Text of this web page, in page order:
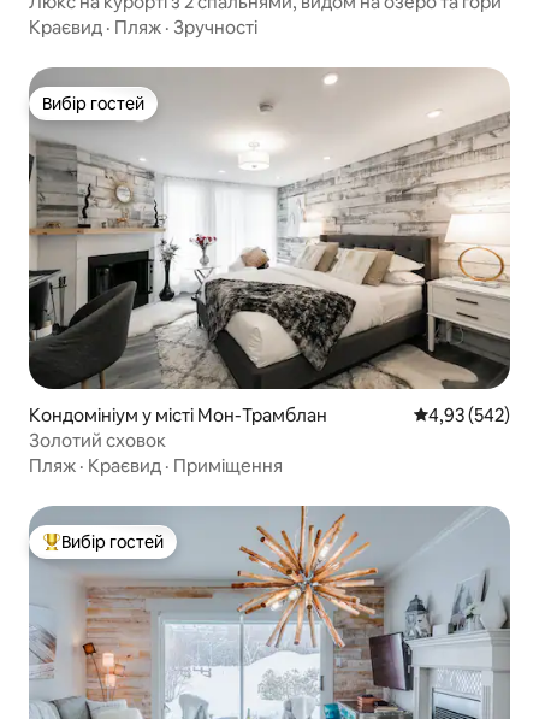
Краєвид · Пляж · Зручності
Вибір гостей
Вибір гостей
Кондомініум у місті Мон-Трамблан Середня
4,93 (542)
Золотий сховок
Пляж · Краєвид · Приміщення
Топ вибір гостей
Вибір гостей